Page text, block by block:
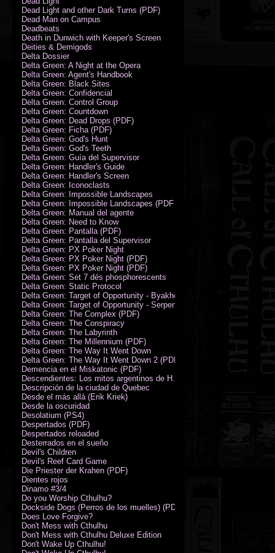
Dead Light and other Dark Turns (PDF)
Dead Man on Campus
Deadbeats
Death in Dunwich with Keeper's Screen
Deities & Demigods
Delta Dossier
Delta Green: A Night at the Opera
Delta Green: Agent's Handbook
Delta Green: Black Sites
Delta Green: Confidencial
Delta Green: Control Group
Delta Green: Countdown
Delta Green: Dead Drops (PDF)
Delta Green: Ficha (PDF)
Delta Green: God's Hunt
Delta Green: God's Teeth
Delta Green: Guía del Supervisor
Delta Green: Handler's Guide
Delta Green: Handler's Screen
Delta Green: Iconoclasts
Delta Green: Impossible Landscapes
Delta Green: Impossible Landscapes (PDF - Espiral)
Delta Green: Manual del agente
Delta Green: Need to Know
Delta Green: Pantalla (PDF)
Delta Green: Pantalla del Supervisor
Delta Green: PX Poker Night
Delta Green: PX Poker Night (PDF)
Delta Green: PX Poker Night (PDF)
Delta Green: Set 7 dés phosphorescents
Delta Green: Static Protocol
Delta Green: Target of Opportunity - Byakhee
Delta Green: Target of Opportunity - Serpent Man
Delta Green: The Complex (PDF)
Delta Green: The Conspiracy
Delta Green: The Labyrinth
Delta Green: The Millennium (PDF)
Delta Green: The Way It Went Down
Delta Green: The Way It Went Down 2 (PDF)
Demencia en el Miskatonic (PDF)
Descendientes: Los mitos argentinos de H.P. Lovecraft
Descripción de la ciudad de Quebec
Desde el más allá (Erik Kriek)
Desde la oscuridad
Desolatium (PS4)
Despertados (PDF)
Despertados reloaded
Desterrados en el sueño
Devil's Children
Devil's Reef Card Game
Die Priester der Krahen (PDF)
Dientes rojos
Dinamo #3/4
Do you Worship Cthulhu?
Dockside Dogs (Perros de los muelles) (PDF)
Does Love Forgive?
Don't Mess with Cthulhu
Don't Mess with Cthulhu Deluxe Edition
Don't Wake Up Cthulhu!